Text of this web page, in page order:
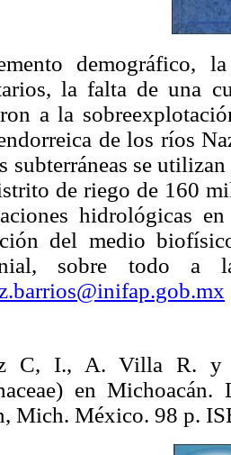
demográfico,
la falta de una
a la
de los ríos
subterráneas se
de riego de 160
hidrológicas
del medio
sobre todo a
C, I., A. Villa R. y
en
Mich. México. 98 p.